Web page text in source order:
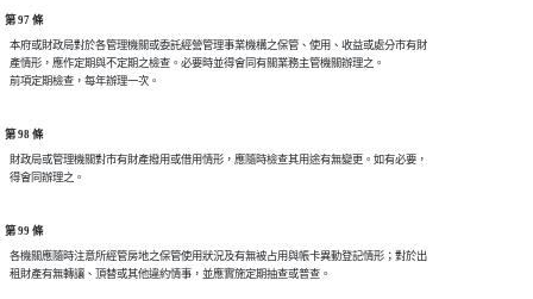
第 97 條
  本府或財政局對於各管理機關或委託經營管理事業機構之保管、使用、收益或處分市有財
  產情形，應作定期與不定期之檢查。必要時並得會同有關業務主管機關辦理之。
第 98 條
  財政局或管理機關對市有財產撥用或借用情形，應隨時檢查其用途有無變更。如有必要，
第 99 條
  各機關應隨時注意所經管房地之保管使用狀況及有無被占用與帳卡異動登記情形；對於出